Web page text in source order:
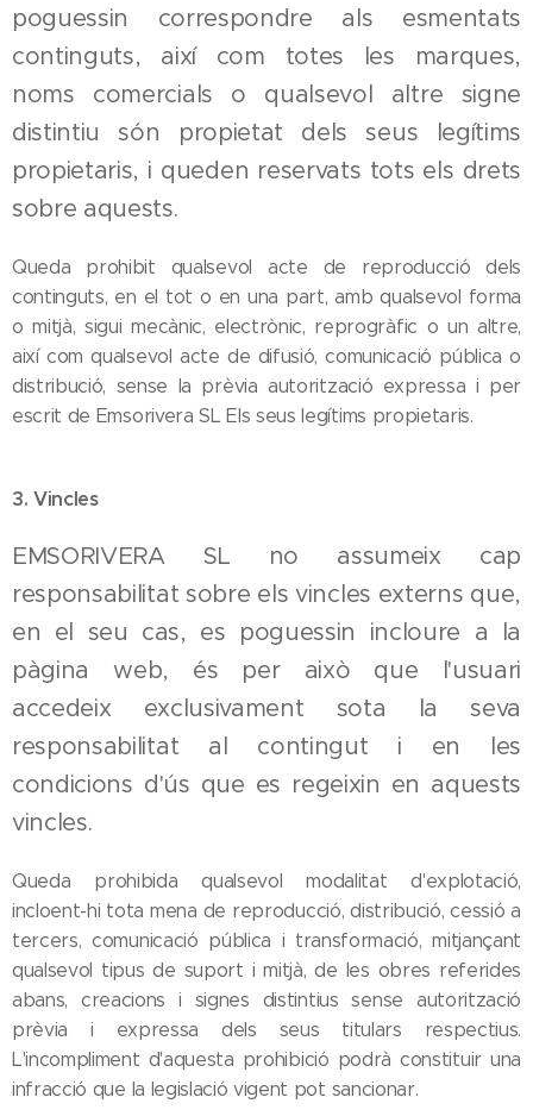
poguessin correspondre als esmentats
continguts, així com totes les marques,
noms comercials o qualsevol altre signe
distintiu són propietat dels seus legítims
propietaris, i queden reservats tots els drets
sobre aquests.
Queda prohibit qualsevol acte de reproducció dels
continguts, en el tot o en una part, amb qualsevol forma
o mitjà, sigui mecànic, electrònic, reprogràfic o un altre,
així com qualsevol acte de difusió, comunicació pública o
distribució, sense la prèvia autorització expressa i per
escrit de Emsorivera SL Els seus legítims propietaris.
3. Vincles
EMSORIVERA SL no assumeix cap
responsabilitat sobre els vincles externs que,
en el seu cas, es poguessin incloure a la
pàgina web, és per això que l'usuari
accedeix exclusivament sota la seva
responsabilitat al contingut i en les
condicions d'ús que es regeixin en aquests
vincles.
Queda prohibida qualsevol modalitat d'explotació,
incloent-hi tota mena de reproducció, distribució, cessió a
tercers, comunicació pública i transformació, mitjançant
qualsevol tipus de suport i mitjà, de les obres referides
abans, creacions i signes distintius sense autorització
prèvia i expressa dels seus titulars respectius.
L'incompliment d'aquesta prohibició podrà constituir una
infracció que la legislació vigent pot sancionar.